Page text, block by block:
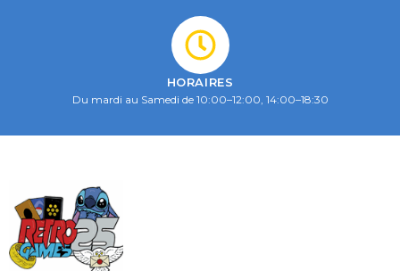
HORAIRES
Du mardi au Samedi de 10:00–12:00, 14:00–18:30